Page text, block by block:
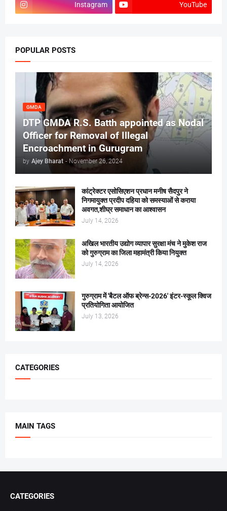
Instagram YouTube
POPULAR POSTS
GMDA
DTP GMDA R.S. Batth appointed as Nodal
Officer for Removal of Illegal
Encroachment in Gurugram
by Ajey Bharat - November 26, 2024
कांट्रेक्टर एसोसिएशन प्रधान मनीष सैदपुर ने
निगमायुक्त प्रदीप दहिया को समस्याओं से कराया
अवगत,शीघ्र समाधान का आश्वासन
July 14, 2026
अखिल भारतीय उद्योग व्यापार सुरक्षा मंच ने मुकेश राज
को गुरुग्राम का जिला महामंत्री किया नियुक्त
July 14, 2026
गुरुग्राम में 'बैटल ऑफ ब्रेन्स-2026' इंटर-स्कूल क्विज
प्रतियोगिता आयोजित
July 13, 2026
CATEGORIES
MAIN TAGS
CATEGORIES